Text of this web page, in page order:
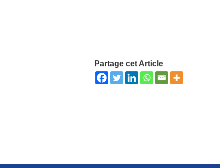
Partage cet Article